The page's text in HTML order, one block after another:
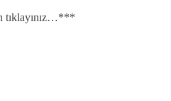
tıklayınız…***